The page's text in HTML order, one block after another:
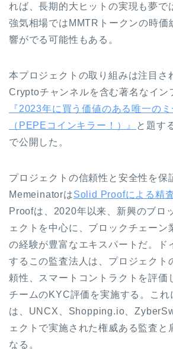
れば、長期的大ヒットの実現も夢で
強気相場ではMMTRトークンの時価
響がでる可能性もある。
本プロジェクトの取り組みは注目さ
Cryptoチャンネルを含む著名なイン
『2023年に買う価値のある唯一の
（PEPEコインキラー！）』
と題す
で公開した。
プロジェクトの信頼性と安全性を保
MemeinatorはSolid Proofによる精
Proofは、2020年以来、新興のブロ
ェクトを中心に、ブロックチェーン
の経験が豊富なエキスパートだ。ド
するこの監査法人は、プロジェクト
頼性、スマートコントラクトを評価
チームのKYC評価を実施する。こ
は、UNCX、Shopping.io、
ェクトで実施された権威ある監査と
なる。